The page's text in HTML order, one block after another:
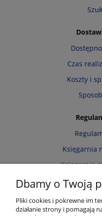
Czas
Koszty i
Księgarnia
Księgarnia
Zwroty
Dbamy o Twoją
Pliki cookies i pokrewne im
działanie strony i pomagają